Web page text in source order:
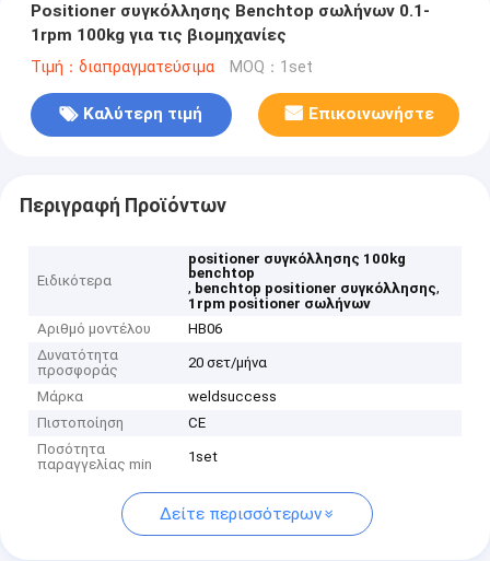
Positioner συγκόλλησης Benchtop σωλήνων 0.1-
1rpm 100kg για τις βιομηχανίες
Τιμή：διαπραγματεύσιμα MOQ：1set
Καλύτερη τιμή Επικοινωνήστε
Περιγραφή Προϊόντων
Ειδικότερα
positioner συγκόλλησης 100kg
benchtop
, benchtop positioner συγκόλλησης,
1rpm positioner σωλήνων
Αριθμό μοντέλου
HB06
Δυνατότητα
προσφοράς
20 σετ/μήνα
Μάρκα
weldsuccess
Πιστοποίηση
CE
Ποσότητα
παραγγελίας min
1set
Δείτε περισσότερων